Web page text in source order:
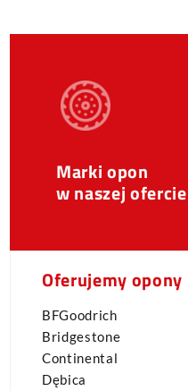
Marki opon
w naszej ofercie
Oferujemy opony
BFGoodrich
Bridgestone
Continental
Dębica